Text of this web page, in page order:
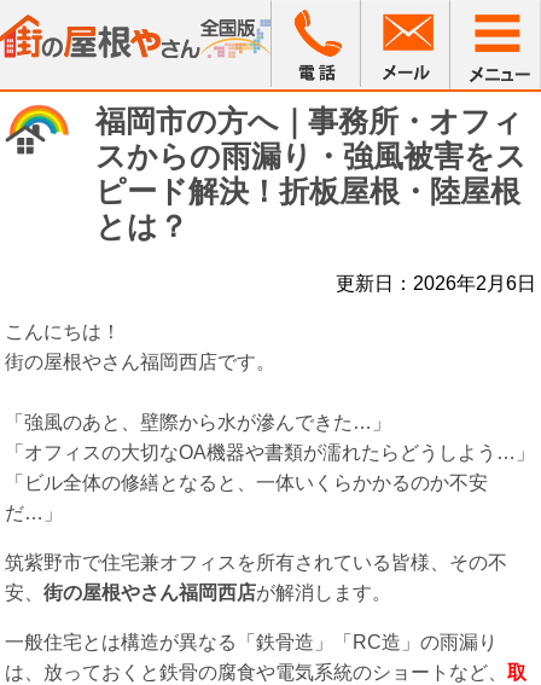
福岡市の方へ｜事務所・オフィ
スからの雨漏り・強風被害をス
ピード解決！折板屋根・陸屋根
とは？
更新日：2026年2月6日
こんにちは！
街の屋根やさん福岡西店です。
「強風のあと、壁際から水が滲んできた…」
「オフィスの大切なOA機器や書類が濡れたらどうしよう…」
「ビル全体の修繕となると、一体いくらかかるのか不安
だ…」
筑紫野市で住宅兼オフィスを所有されている皆様、その不
安、街の屋根やさん福岡西店が解消します。
一般住宅とは構造が異なる「鉄骨造」「RC造」の雨漏り
は、放っておくと鉄骨の腐食や電気系統のショートなど、取